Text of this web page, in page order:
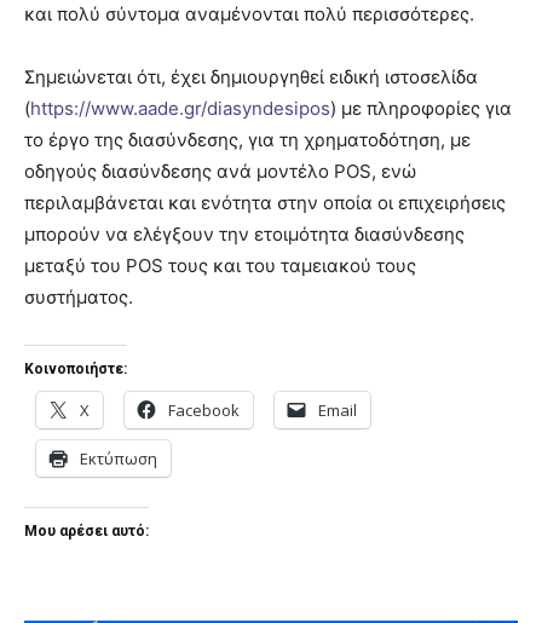
και πολύ σύντομα αναμένονται πολύ περισσότερες.
Σημειώνεται ότι, έχει δημιουργηθεί ειδική ιστοσελίδα
(https://www.aade.gr/diasyndesipos) με πληροφορίες για
το έργο της διασύνδεσης, για τη χρηματοδότηση, με
οδηγούς διασύνδεσης ανά μοντέλο POS, ενώ
περιλαμβάνεται και ενότητα στην οποία οι επιχειρήσεις
μπορούν να ελέγξουν την ετοιμότητα διασύνδεσης
μεταξύ του POS τους και του ταμειακού τους
συστήματος.
Κοινοποιήστε:
X Facebook Email
Εκτύπωση
Μου αρέσει αυτό: